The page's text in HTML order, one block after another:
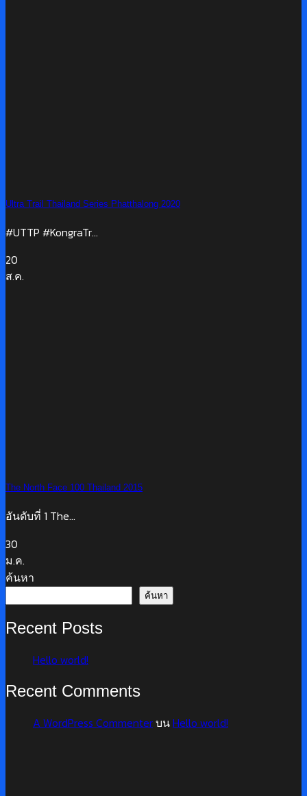
Ultra Trail Thailand Series Phatthalong 2020
#UTTP #KongraTr...
20
ส.ค.
The North Face 100 Thailand 2015
อันดับที่ 1 The...
30
ม.ค.
ค้นหา
ค้นหา
Recent Posts
Hello world!
Recent Comments
A WordPress CommenterบนHello world!